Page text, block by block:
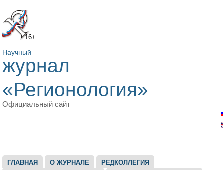
16+
Научный
журнал
«Регионология»
Официальный сайт
ГЛАВНОЕ МЕНЮ
ГЛАВНАЯ О ЖУРНАЛЕ
РЕДКОЛЛЕГИЯ